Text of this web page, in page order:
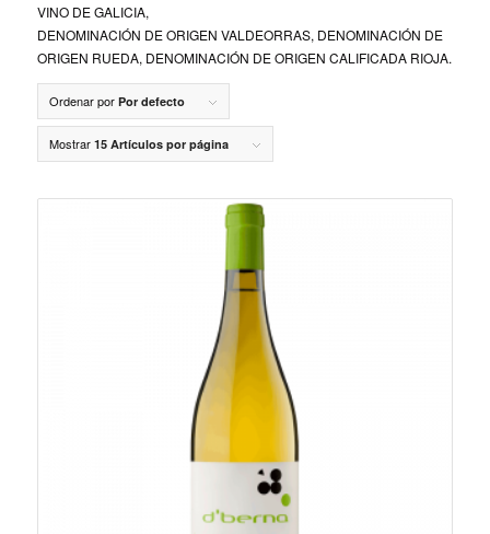
VINO DE GALICIA,
DENOMINACIÓN DE ORIGEN VALDEORRAS, DENOMINACIÓN DE
ORIGEN RUEDA, DENOMINACIÓN DE ORIGEN CALIFICADA RIOJA.
Ordenar por Por defecto
Mostrar 15 Artículos por página